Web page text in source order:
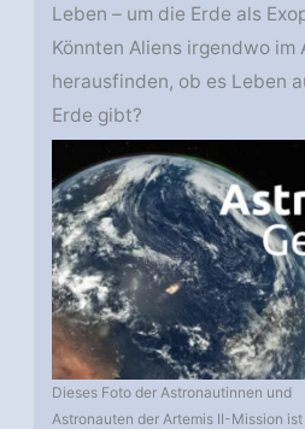
Leben – um die Erde als
Könnten Aliens irgendwo im
herausfinden, ob es Leben
Erde gibt?
Dieses Foto der Astronautinnen und
Astronauten der Artemis II-Mission